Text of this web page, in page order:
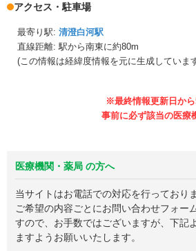
アクセス・駐車場
最寄り駅: 清澄白河駅
直線距離: 駅から南東に約80m
(この情報は経緯度情報を元に生成していま
医療機関・薬局 の方へ
当サイトはお電話での対応を行っており
ご希望の内容ごとにお問い合わせフォー
すので、お手数ではございますが、下記
ますようお願いいたします。